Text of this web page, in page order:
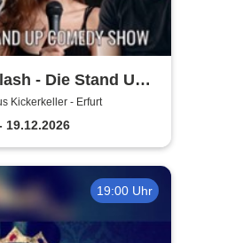
- Die Stand Up
in Erfurt
Kickerkeller - Erfurt
19.12.2026
19:00 Uhr